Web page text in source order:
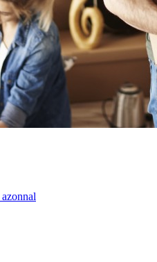
azonnal